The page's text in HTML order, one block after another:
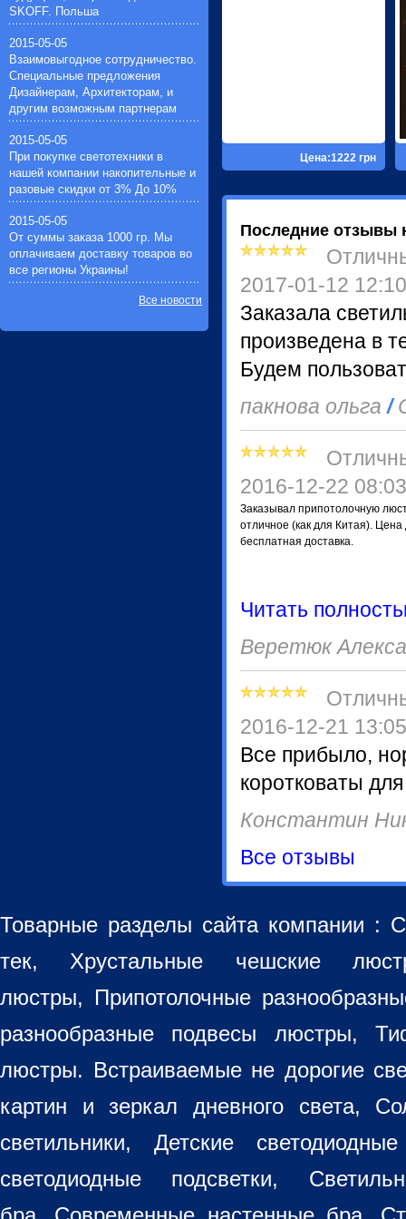
Цена:1222 грн
Последние отзывы
2017-01-12 12:10
Заказала
произведена в
Будем
пакнова ольга/
2016-12-22 08:03
Заказывал припотолочную
отличное (как для Китая).
бесплатная доставка.
Читать
Веретюк
2016-12-21 13:05
Все прибыло,
коротковаты
Константин
Все отзывы
SKOFF. Польша
2015-05-05
Взаимовыгодное сотрудничество.
Специальные предложения
Дизайнерам, Архитекторам, и
другим возможным партнерам
2015-05-05
При покупке светотехники в
нашей компании накопительные и
разовые скидки от 3% До 10%
2015-05-05
От суммы заказа 1000 гр. Мы
оплачиваем доставку товаров во
все регионы Украины!
Все новости
Товарные разделы сайта компании :
тек, Хрустальные чешские
люстры, Припотолочные
разнообразные подвесы люстры,
люстры. Встраиваемые не дорогие
картин и зеркал дневного света,
светильники, Детские
светодиодные подсветки,